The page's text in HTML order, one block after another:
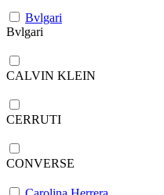
Bvlgari
Bvlgari
CALVIN KLEIN
CERRUTI
CONVERSE